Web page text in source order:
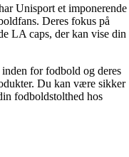
Unisport et imponerende
Deres fokus på
LA caps, der kan vise din
for fodbold og deres
Du kan være sikker
fodboldstolthed hos